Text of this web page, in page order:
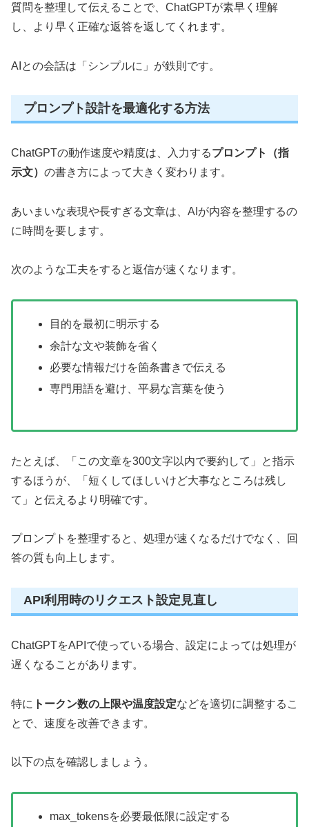
質問を整理して伝えることで、ChatGPTが素早く理解
し、より早く正確な返答を返してくれます。
AIとの会話は「シンプルに」が鉄則です。
プロンプト設計を最適化する方法
ChatGPTの動作速度や精度は、入力するプロンプト（指
示文） の書き方によって大きく変わります。
あいまいな表現や長すぎる文章は、AIが内容を整理するの
に時間を要します。
次のような工夫をすると返信が速くなります。
目的を最初に明示する
余計な文や装飾を省く
必要な情報だけを箇条書きで伝える
専門用語を避け、平易な言葉を使う
たとえば、「この文章を300文字以内で要約して」と指示
するほうが、「短くしてほしいけど大事なところは残し
て」と伝えるより明確です。
プロンプトを整理すると、処理が速くなるだけでなく、回
答の質も向上します。
API利用時のリクエスト設定見直し
ChatGPTをAPIで使っている場合、設定によっては処理が
遅くなることがあります。
特に トークン数の上限や温度設定などを適切に調整するこ
とで、速度を改善できます。
以下の点を確認しましょう。
max_tokensを必要最低限に設定する